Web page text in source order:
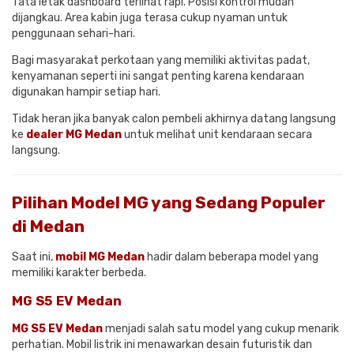
dijangkau. Area kabin juga terasa cukup nyaman untuk
penggunaan sehari-hari.
Bagi masyarakat perkotaan yang memiliki aktivitas padat,
kenyamanan seperti ini sangat penting karena kendaraan
digunakan hampir setiap hari.
Tidak heran jika banyak calon pembeli akhirnya datang langsung
ke dealer MG Medanuntuk melihat unit kendaraan secara
langsung.
Pilihan Model MG yang Sedang Populer
di Medan
Saat ini, mobil MG Medan hadir dalam beberapa model yang
memiliki karakter berbeda.
MG S5 EV Medan
MG S5 EV Medanmenjadi salah satu model yang cukup menarik
perhatian. Mobil listrik ini menawarkan desain futuristik dan